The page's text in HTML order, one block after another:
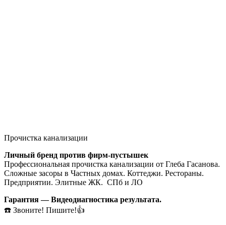
Прочистка канализации
Личный бренд против фирм-пустышек
Профессиональная прочистка канализации от Глеба Гасанова.
Сложные засоры в Частных домах. Коттеджи. Рестораны.
Предприятии. Элитные ЖК. СПб и ЛО
Гарантия — Видеодиагностика результата.
☎️ Звоните! Пишите!👍